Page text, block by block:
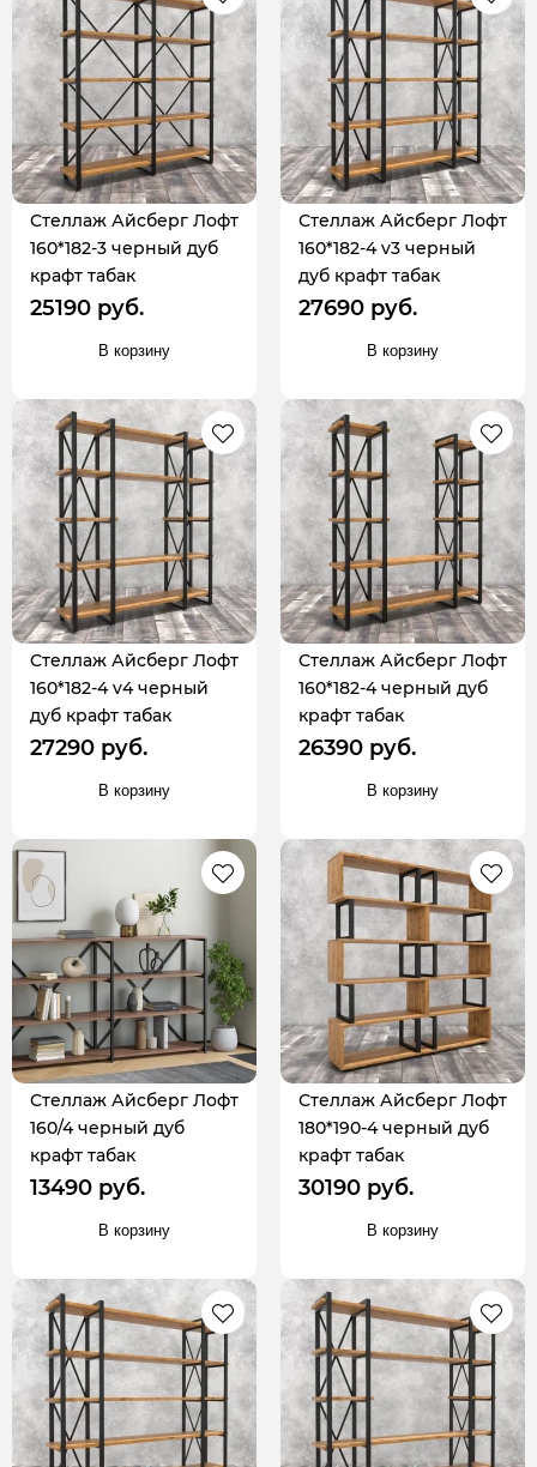
Стеллаж Айсберг Лофт
160*182-3 черный дуб
крафт табак
25190 руб.
В корзину
Стеллаж Айсберг Лофт
160*182-4 v3 черный
дуб крафт табак
27690 руб.
В корзину
Стеллаж Айсберг Лофт
160*182-4 v4 черный
дуб крафт табак
27290 руб.
В корзину
Стеллаж Айсберг Лофт
160*182-4 черный дуб
крафт табак
26390 руб.
В корзину
Стеллаж Айсберг Лофт
160/4 черный дуб
крафт табак
13490 руб.
В корзину
Стеллаж Айсберг Лофт
180*190-4 черный дуб
крафт табак
30190 руб.
В корзину